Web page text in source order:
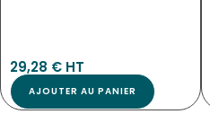
29,28 € HT
AJOUTER AU PANIER